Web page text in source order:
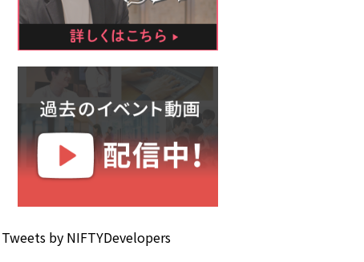
Tweets by NIFTYDevelopers